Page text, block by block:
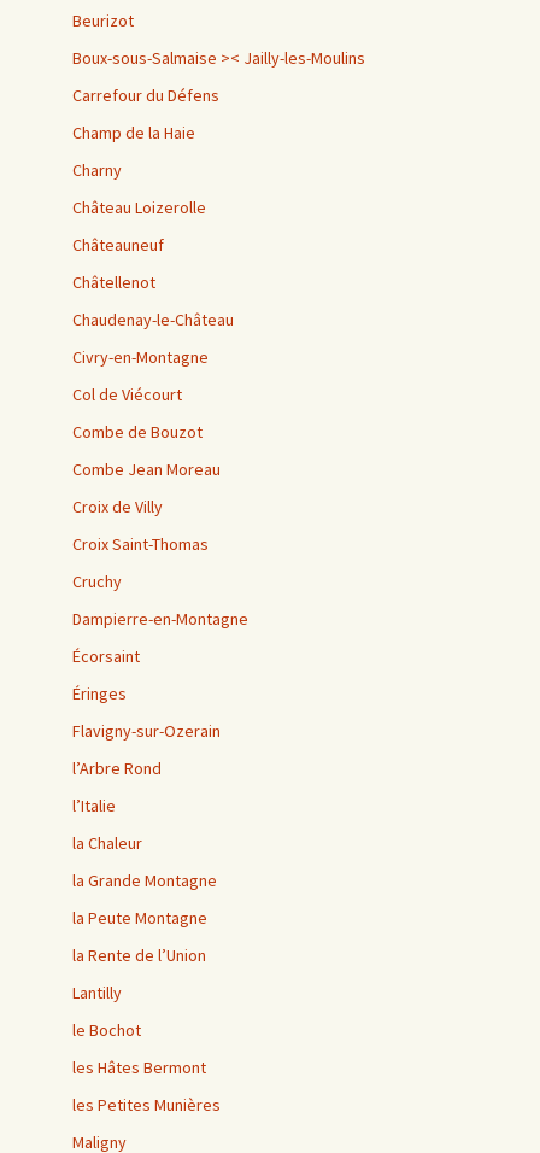
Beurizot
Boux-sous-Salmaise >< Jailly-les-Moulins
Carrefour du Défens
Champ de la Haie
Charny
Château Loizerolle
Châteauneuf
Châtellenot
Chaudenay-le-Château
Civry-en-Montagne
Col de Viécourt
Combe de Bouzot
Combe Jean Moreau
Croix de Villy
Croix Saint-Thomas
Cruchy
Dampierre-en-Montagne
Écorsaint
Éringes
Flavigny-sur-Ozerain
l’Arbre Rond
l’Italie
la Chaleur
la Grande Montagne
la Peute Montagne
la Rente de l’Union
Lantilly
le Bochot
les Hâtes Bermont
les Petites Munières
Maligny